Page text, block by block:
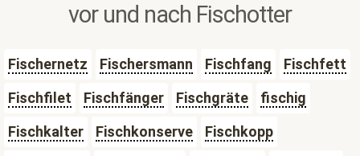
vor und nach Fischotter
Fischernetz Fischersmann Fischfang
Fischfett
Fischfilet
Fischfänger Fischgräte
fischig
Fischkalter
Fischkonserve
Fischkopp